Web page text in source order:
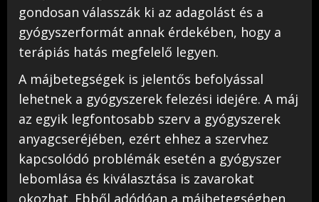
gondosan válasszák ki az adagolást és a
gyógyszerformát annak érdekében, hogy a
terápiás hatás megfelelő legyen.
A májbetegségek is jelentős befolyással
lehetnek a gyógyszerek felezési idejére. A máj
az egyik legfontosabb szerv a gyógyszerek
anyagcseréjében, ezért ehhez a szervhez
kapcsolódó problémák esetén a gyógyszer
lebomlása és kiválasztása is zavarokat